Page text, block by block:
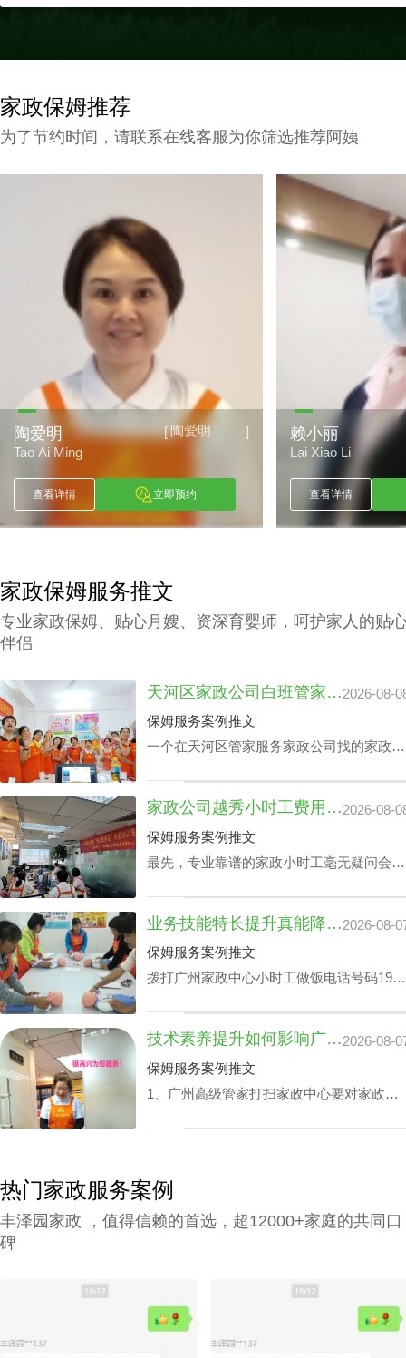
家政保姆推荐
为了节约时间，请联系在线客服为你筛选推荐阿姨
[陶爱明 ]
陶爱明
Tao Ai Ming
查看详情 立即预约
赖小丽
Lai Xiao Li
查看详情
家政保姆服务推文
专业家政保姆、贴心月嫂、资深育婴师，呵护家人的贴
伴侣
天河区家政公司白班管家价格：公司声誉引导的收费标准2026-08-
保姆服务案例推文
一个在天河区管家服务家政公司找的家政管
扫卧室、洗衣、洗碗、熨衣等日常事务，还
可以照护老人及带孩子放学，让工作热情高
的人更专心致力工作，那天河区家政公司白
家政公司越秀小时工费用：业务专业技能真的影响吗？2026-08-
保姆服务案例推文
最先，专业靠谱的家政小时工毫无疑问会比
如家里老人家照护技能、小孩子看护、监督
孩子学习等，个体能量越高，家政公司越秀
小时工费用自然越高。
业务技能特长提升真能降广州家政中心护理孩子收费？2026-08-
保姆服务案例推文
拨打广州家政中心小时工做饭电话号码199-
面试达标上岗。
技术素养提升如何影响广州家政中心流程价位2026-08-
保姆服务案例推文
1、广州高级管家打扫家政中心要对家政管
一丝不苟背景调查，完成实名核查、犯罪记
录验证、个人信用报告查询等。 3、广州高
级管家打扫家政中心还要有详实的家政服务
广州家政中心流程价位需列明。
热门家政服务案例
丰泽园家政 ，值得信赖的首选，超12000+家庭的共同口
碑